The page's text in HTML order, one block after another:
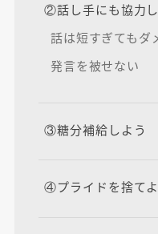
②話し手にも協力
話は短すぎてもダ
発言を被せない
③糖分補給しよう
④プライドを捨て